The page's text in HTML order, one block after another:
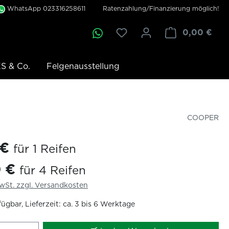
WhatsApp 023316258611 Ratenzahlung/Finanzierung möglich!
0,00 €
& Co. Felgenausstellung
COOPER
für 1 Reifen
€ für 4 Reifen
zzgl. Versandkosten
Lieferzeit: ca. 3 bis 6 Werktage